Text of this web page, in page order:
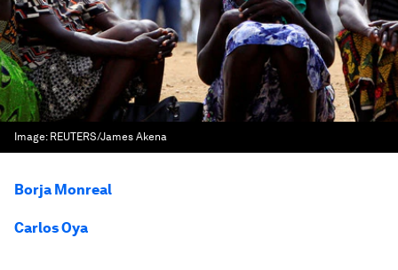
Image: REUTERS/James Akena
Borja Monreal
Carlos Oya